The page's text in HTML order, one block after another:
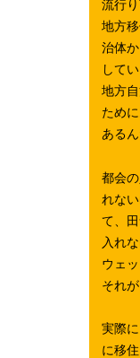
流行
地方
治体
して
地方
ため
ある
都会
れな
て、
入れ
ウェ
それ
実際
に移